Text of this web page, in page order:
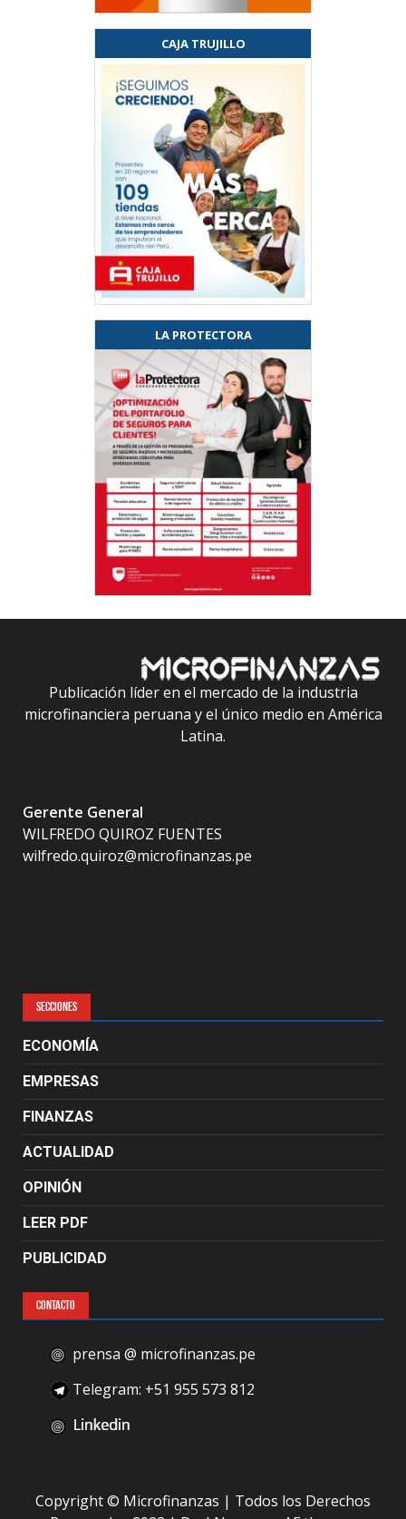
CAJA TRUJILLO
LA PROTECTORA
Publicación líder en el mercado de la industria
microfinanciera peruana y el único medio en América
Latina.
Gerente General
WILFREDO QUIROZ FUENTES
wilfredo.quiroz@microfinanzas.pe
SECCIONES
ECONOMÍA
EMPRESAS
FINANZAS
ACTUALIDAD
OPINIÓN
LEER PDF
PUBLICIDAD
CONTACTO
prensa @ microfinanzas.pe
Telegram: +51 955 573 812
Copyright © Microfinanzas | Todos los Derechos